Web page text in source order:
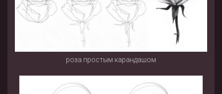
роза простым карандашом